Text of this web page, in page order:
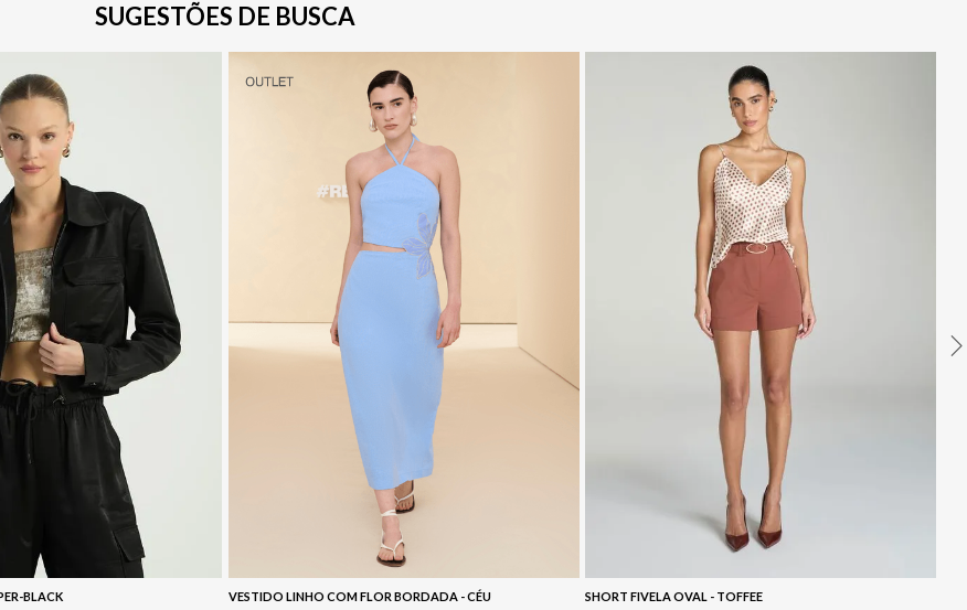
SUGESTÕES DE BUSCA
BLACK
VESTIDO LINHO COM FLOR BORDADA - CÉU
SHORT FIVELA OVAL - TOFFEE